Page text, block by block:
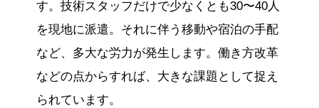
す。技術スタッフだけで少なくとも30〜40人
を現地に派遣。それに伴う移動や宿泊の手配
など、多大な労力が発生します。働き方改革
などの点からすれば、大きな課題として捉え
られています。